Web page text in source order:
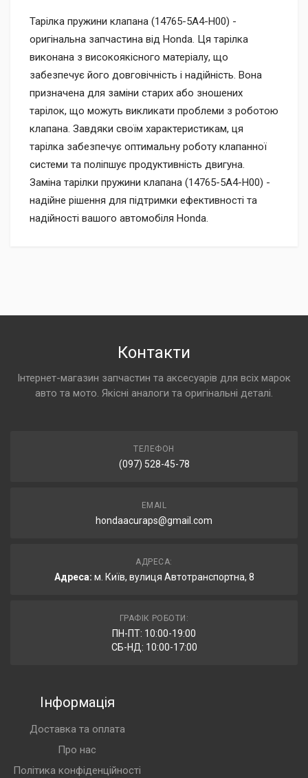
Тарілка пружини клапана (14765-5A4-H00) -
оригінальна запчастина від Honda. Ця тарілка
виконана з високоякісного матеріалу, що
забезпечує його довговічність і надійність. Вона
призначена для заміни старих або зношених
тарілок, що можуть викликати проблеми з роботою
клапана. Завдяки своїм характеристикам, ця
тарілка забезпечує оптимальну роботу клапанної
системи та поліпшує продуктивність двигуна.
Заміна тарілки пружини клапана (14765-5A4-H00) -
надійне рішення для підтримки ефективності та
надійності вашого автомобіля Honda.
Контакти
Інтернет-магазин запчастин та аксесуарів для всіх марок
авто та мото. Якісні аналоги та оригінальні деталі.
ТЕЛЕФОН
(097) 528-45-78
EMAIL
hondaacuraps@gmail.com
АДРЕСА:
Адреса: м. Київ, вулиця Автотранспортна, 8
ГРАФІК РОБОТИ:
ПН-ПТ: 10:00-19:00
СБ-НД: 10:00-17:00
Інформація
Доставка та оплата
Про нас
Політика конфіденційності